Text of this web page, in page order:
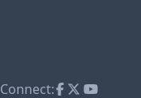
Connect: